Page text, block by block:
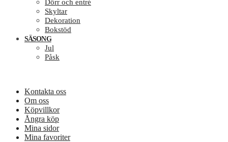
Dörr och entré
Skyltar
Dekoration
Bokstöd
SÄSONG
Jul
Påsk
Kontakta oss
Om oss
Köpvillkor
Ångra köp
Mina sidor
Mina favoriter